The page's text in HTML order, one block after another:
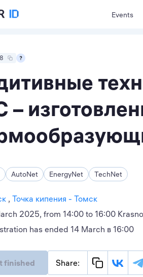
Events
–
AutoNet EnergyNet TechNet
Точка кипения - Томск
2025, from 14:00 to 16:00
has ended 14 March в 16:00
finished Share: